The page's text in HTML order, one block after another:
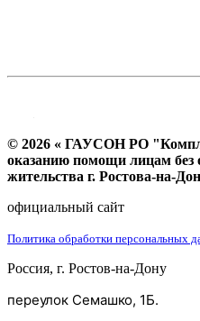
© 2026 « ГАУСОН РО
оказанию помощи лицам без
жительства г. Ростова-на-
официальный сайт
Политика обработки персональных
Россия, г. Ростов-на-Дону
переулок Семашко, 1Б.